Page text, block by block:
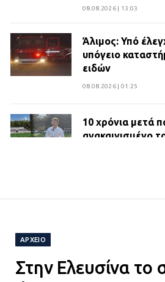
08.08.2026 | 13:03
Άλιμος: Υπό
υπόγειο
ειδών
08.08.2026 | 01:25
10 χρόνια μετά
ανακαινισμένο
ΔΗΜΟΣ
ΑΡΧΕΙΟ
Στην Ελευσίνα το